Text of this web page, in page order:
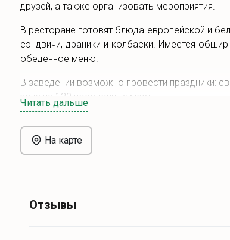
друзей, а также организовать мероприятия.
В ресторане готовят блюда европейской и
сэндвичи, драники и колбаски. Имеется
обеденное меню.
В заведении возможно провести праздники:
зала на 120 посадочных мест.
Читать дальше
На карте
Отзывы